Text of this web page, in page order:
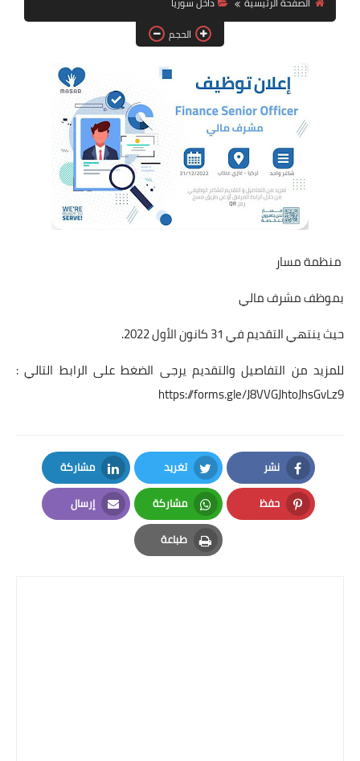
فرص عمل في العراق
فرص عمل في اليمن
فرص عمل في السودان
دورات تدريبية
الحجم
منظمة مسار
بموظف مشرف مالي
حيث ينتهي التقديم في 31 كانون الأول 2022.
للمزيد من التفاصيل والتقديم يرجى الضغط على الرابط التالي :
https://forms.gle/J8VVGJhtoJhsGvLz9
نشر
Facebook
تغريد
Twitter
مشاركة
LinkedIn
حفظ
Pinterest
مشاركة
Whatsapp
إرسال
Email
طباعة
Print